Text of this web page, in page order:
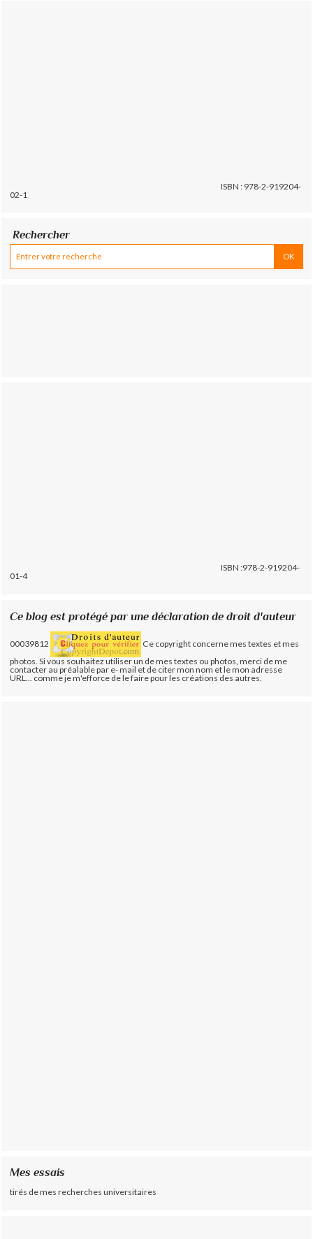
ISBN : 978-2-919204-
02-1
Rechercher
ISBN :978-2-919204-
01-4
Ce blog est protégé par une déclaration de droit d'auteur
00039812
Ce copyright concerne mes textes et mes
photos. Si vous souhaitez utiliser un de mes textes ou photos, merci de me
contacter au préalable par e- mail et de citer mon nom et le mon adresse
URL... comme je m'efforce de le faire pour les créations des autres.
Mes essais
tirés de mes recherches universitaires